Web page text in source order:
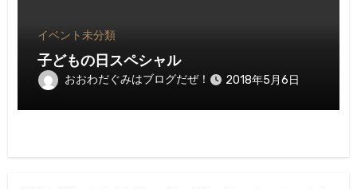
イベント未分類
子どもの日スペシャル
おおわだぐみはブログだぜ！ 2018年5月6日